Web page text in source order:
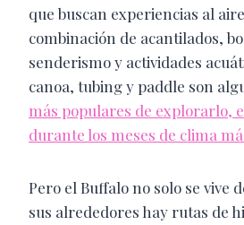
que buscan experiencias al
combinación de acantilados,
senderismo y actividades
canoa, tubing y paddle son
más populares de explorarlo,
durante los meses de clima
Pero el Buffalo no solo se vive
sus alrededores hay rutas de